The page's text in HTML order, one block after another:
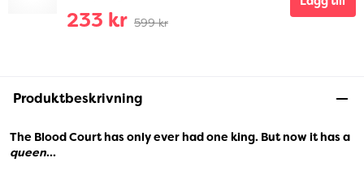
233 kr 599 kr
Produktbeskrivning
The Blood Court has only ever had one king. But now it has a
queen...